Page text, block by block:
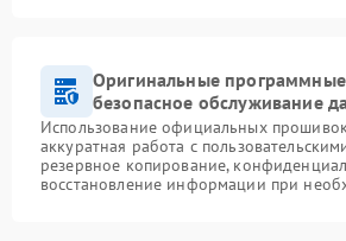
Оригинальные
безопасное обслуживание
Использование официальных
аккуратная работа с
резервное копирование,
восстановление информации при